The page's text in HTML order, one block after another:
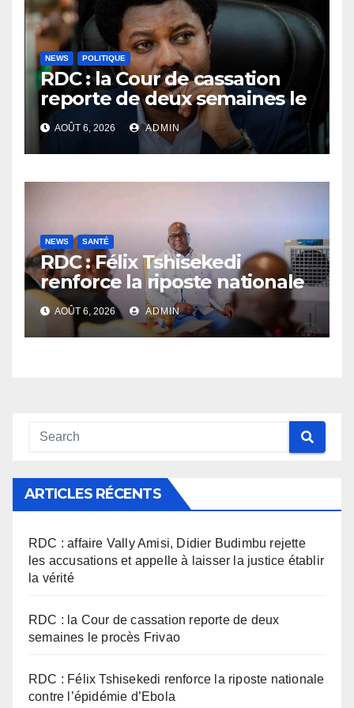
NEWS POLITIQUE
RDC : la Cour de cassation
reporte de deux semaines le
procès Frivao
AOÛT 6, 2026 ADMIN
NEWS SANTÉ
RDC : Félix Tshisekedi
renforce la riposte nationale
contre l’épidémie d’Ebola
AOÛT 6, 2026 ADMIN
ARTICLES RÉCENTS
RDC : affaire Vally Amisi, Didier Budimbu rejette
les accusations et appelle à laisser la justice établir
la vérité
RDC : la Cour de cassation reporte de deux
semaines le procès Frivao
RDC : Félix Tshisekedi renforce la riposte nationale
contre l’épidémie d’Ebola